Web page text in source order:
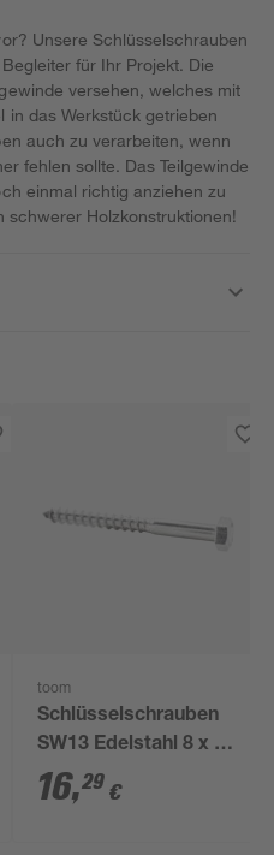
Unsere Schlüsselschrauben
für Ihr Projekt. Die
versehen, welches mit
in das Werkstück getrieben
auch zu verarbeiten, wenn
fehlen sollte. Das Teilgewinde
einmal richtig anziehen zu
schwerer Holzkonstruktionen!
toom
Schlüsselschrauben
SW13 Edelstahl 8 x 80
mm 10 Stück
16,29 €